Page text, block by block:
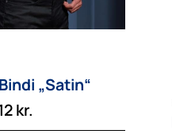
„Satin“
kr.